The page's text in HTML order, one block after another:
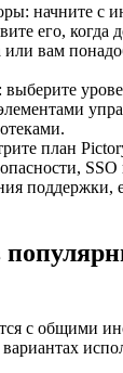
начните с
его, когда
вам
план
поддержки,
с общими